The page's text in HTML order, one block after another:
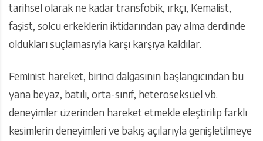
tarihsel olarak ne kadar transfobik, ırkçı, Kemalist,
faşist, solcu erkeklerin iktidarından pay alma derdinde
oldukları suçlamasıyla karşı karşıya kaldılar.
Feminist hareket, birinci dalgasının başlangıcından bu
yana beyaz, batılı, orta-sınıf, heteroseksüel vb.
deneyimler üzerinden hareket etmekle eleştirilip farklı
kesimlerin deneyimleri ve bakış açılarıyla genişletilmeye